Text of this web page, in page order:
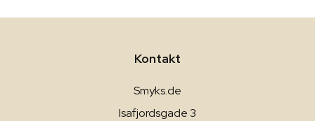
Kontakt
Smyks.de
Isafjordsgade 3